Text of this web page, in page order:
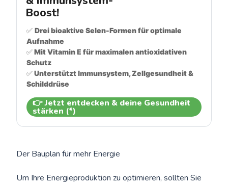
Boost!
✅ Drei bioaktive Selen-Formen für optimale
Aufnahme
✅ Mit Vitamin E für maximalen antioxidativen
Schutz
✅ Unterstützt Immunsystem, Zellgesundheit &
Schilddrüse
👉 Jetzt entdecken & deine Gesundheit
stärken (*)
Der Bauplan für mehr Energie
Um Ihre Energieproduktion zu optimieren, sollten Sie